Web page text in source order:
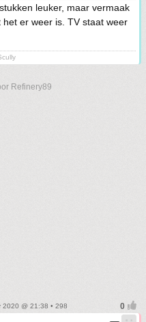
leuker, maar vermaak
er weer is. TV staat weer
Refinery89
2020 @ 21:38 • 298